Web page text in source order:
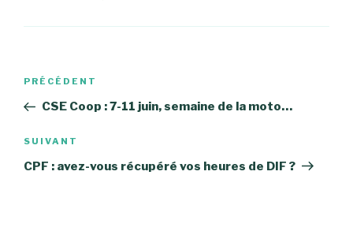
Navigation
l’article
Article
précédent
PRÉCÉDENT
CSE Coop : 7-11 juin, semaine de la moto…
Article
suivant
SUIVANT
CPF : avez-vous récupéré vos heures de DIF ?